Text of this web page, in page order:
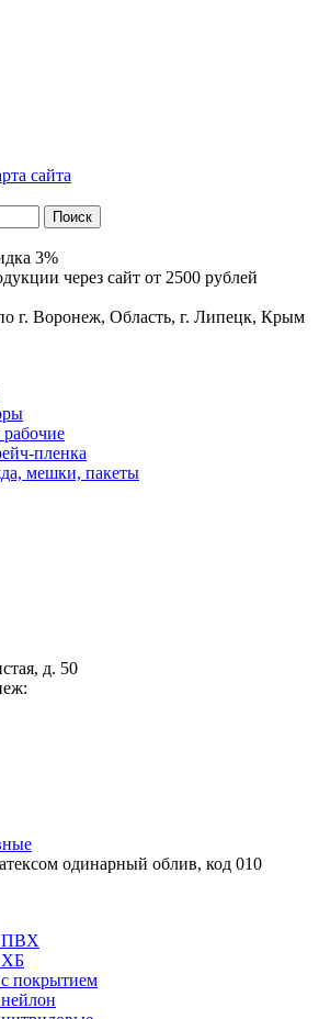
сайта
3%
через сайт от 2500 рублей
г. Воронеж, Область, г. Липецк, Крым
пленка
мешки, пакеты
д. 50
одинарный облив, код 010
ПВХ
ХБ
покрытием